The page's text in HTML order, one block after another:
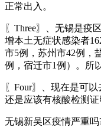
正常出入。
〖Three〗、无锡是疫
增本土无症状感染者
市5例，苏州市42例，
例，宿迁市1例）。所
〖Four〗、现在是可
还是应该有核酸检测证
无锡新吴区疫情严重吗